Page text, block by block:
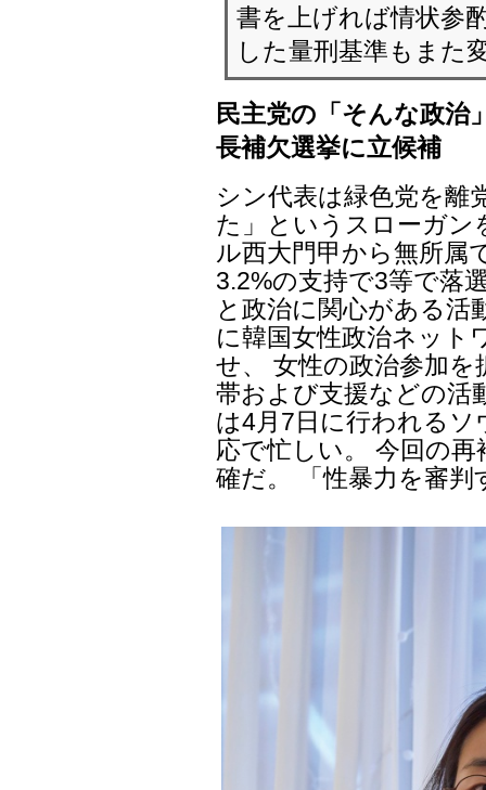
書を上げれば情状参
した量刑基準もまた
民主党の「そんな政治
長補欠選挙に立候補
シン代表は緑色党を離
た」というスローガン
ル西大門甲から無所属
3.2%の支持で3等で落
と政治に関心がある活
に韓国女性政治ネット
せ、 女性の政治参加
帯および支援などの活
は4月7日に行われるソ
応で忙しい。 今回の
確だ。 「性暴力を審